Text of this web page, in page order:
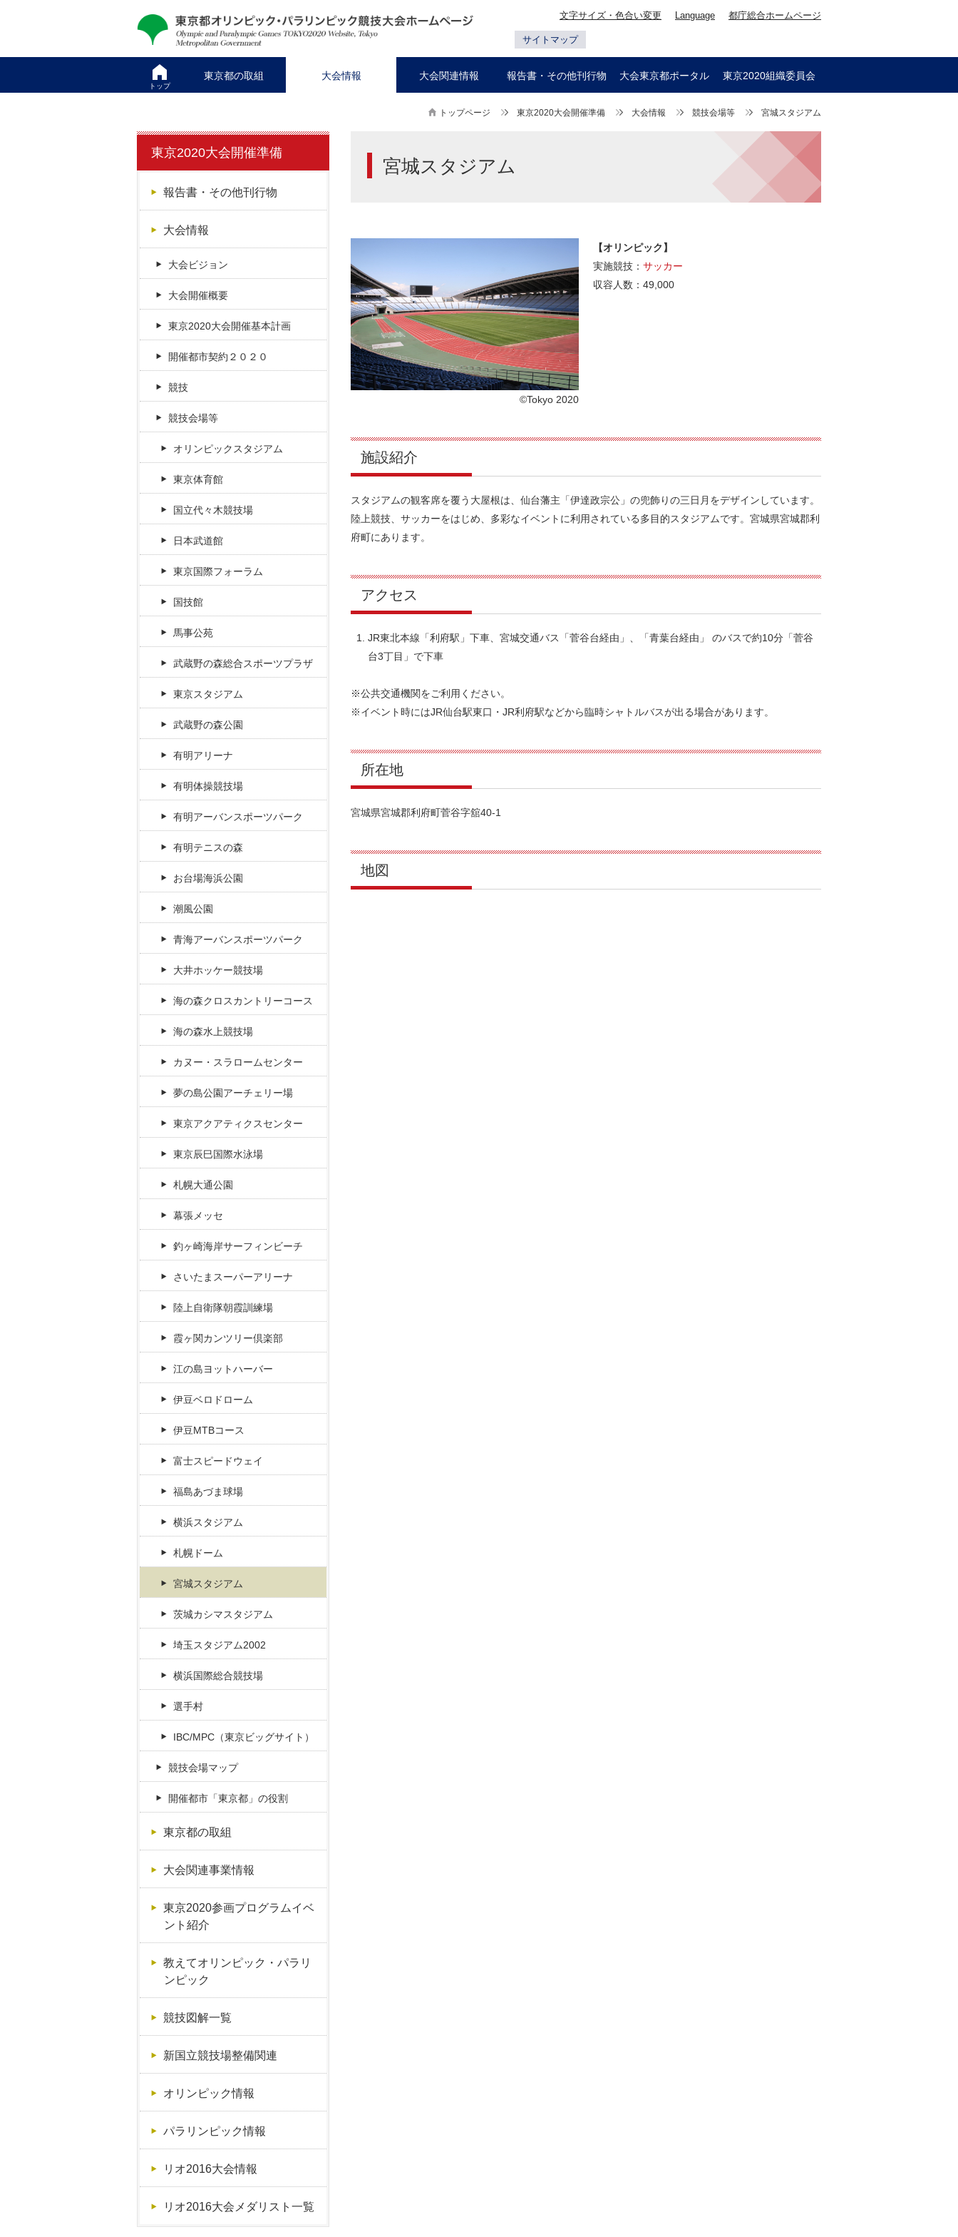
文字サイズ・色合い変更 Language 都庁総合ホームページ
サイトマップ
トップ
東京都の取組 大会情報 大会関連情報 報告書・その他刊行物 大会東京都ポータル 東京2020組織委員会
トップページ 東京2020大会開催準備 大会情報 競技会場等 宮城スタジアム
宮城スタジアム
©Tokyo 2020
【オリンピック】
実施競技： サッカー
収容人数：49,000
施設紹介
スタジアムの観客席を覆う大屋根は、仙台藩主「伊達政宗公」の兜飾りの三日月をデザインしています。
陸上競技、サッカーをはじめ、多彩なイベントに利用されている多目的スタジアムです。宮城県宮城郡利
府町にあります。
アクセス
JR東北本線「利府駅」下車、宮城交通バス「菅谷台経由」、「青葉台経由」 のバスで約10分「菅谷
台3丁目」で下車
※公共交通機関をご利用ください。
※イベント時にはJR仙台駅東口・JR利府駅などから臨時シャトルバスが出る場合があります。
所在地
宮城県宮城郡利府町菅谷字舘40-1
地図
東京2020大会開催準備
報告書・その他刊行物
大会情報
大会ビジョン
大会開催概要
東京2020大会開催基本計画
開催都市契約２０２０
競技
競技会場等
オリンピックスタジアム
東京体育館
国立代々木競技場
日本武道館
東京国際フォーラム
国技館
馬事公苑
武蔵野の森総合スポーツプラザ
東京スタジアム
武蔵野の森公園
有明アリーナ
有明体操競技場
有明アーバンスポーツパーク
有明テニスの森
お台場海浜公園
潮風公園
青海アーバンスポーツパーク
大井ホッケー競技場
海の森クロスカントリーコース
海の森水上競技場
カヌー・スラロームセンター
夢の島公園アーチェリー場
東京アクアティクスセンター
東京辰巳国際水泳場
札幌大通公園
幕張メッセ
釣ヶ崎海岸サーフィンビーチ
さいたまスーパーアリーナ
陸上自衛隊朝霞訓練場
霞ヶ関カンツリー倶楽部
江の島ヨットハーバー
伊豆ベロドローム
伊豆MTBコース
富士スピードウェイ
福島あづま球場
横浜スタジアム
札幌ドーム
宮城スタジアム
茨城カシマスタジアム
埼玉スタジアム2002
横浜国際総合競技場
選手村
IBC/MPC（東京ビッグサイト）
競技会場マップ
開催都市「東京都」の役割
東京都の取組
大会関連事業情報
東京2020参画プログラムイベ
ント紹介
教えてオリンピック・パラリ
ンピック
競技図解一覧
新国立競技場整備関連
オリンピック情報
パラリンピック情報
リオ2016大会情報
リオ2016大会メダリスト一覧